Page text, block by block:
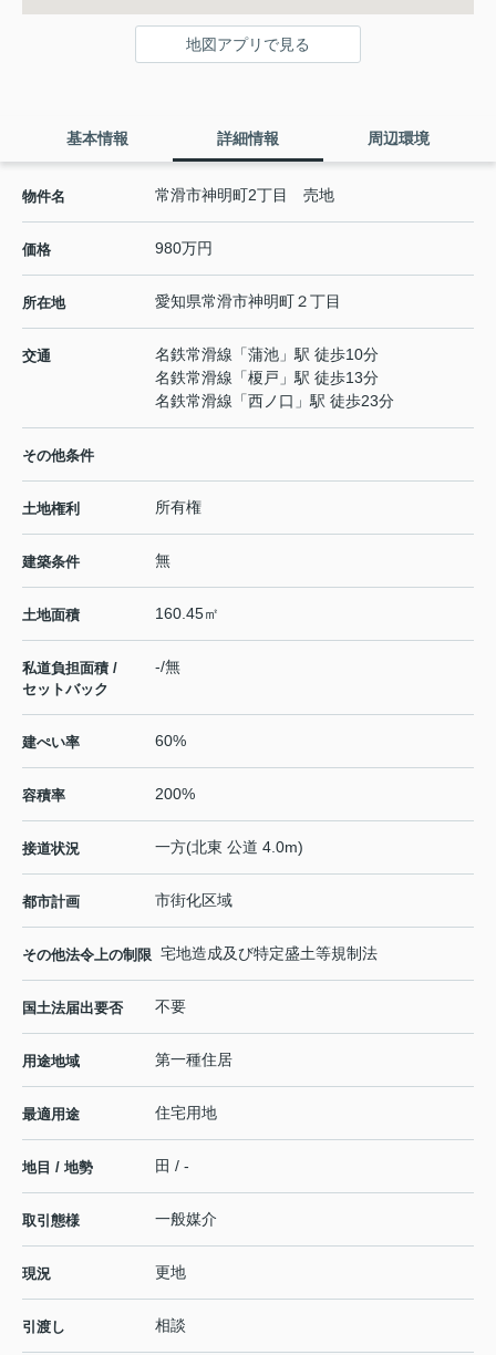
地図アプリで見る
基本情報 詳細情報 周辺環境
物件名 常滑市神明町2丁目 売地
価格 980万円
所在地 愛知県常滑市神明町２丁目
交通 名鉄常滑線 「蒲池 」駅 徒歩10分
名鉄常滑線 「榎戸 」駅 徒歩13分
名鉄常滑線 「西ノ口 」駅 徒歩23分
その他条件
土地権利 所有権
建築条件 無
土地面積 160.45㎡
私道負担面積 /
セットバック
-/無
建ぺい率 60%
容積率 200%
接道状況 一方(北東 公道 4.0m)
都市計画 市街化区域
その他法令上の制限 宅地造成及び特定盛土等規制法
国土法届出要否 不要
用途地域 第一種住居
最適用途 住宅用地
地目 / 地勢 田 / -
取引態様 一般媒介
現況 更地
引渡し 相談